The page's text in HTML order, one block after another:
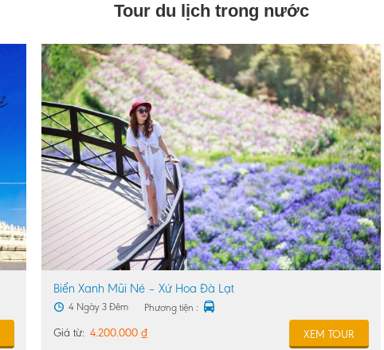
Tour du lịch trong nước
Biển Xanh Mũi Né – Xứ Hoa Đà Lạt
4 Ngày 3 Đêm Phương tiện :
Giá từ: 4.200.000₫ XEM TOUR